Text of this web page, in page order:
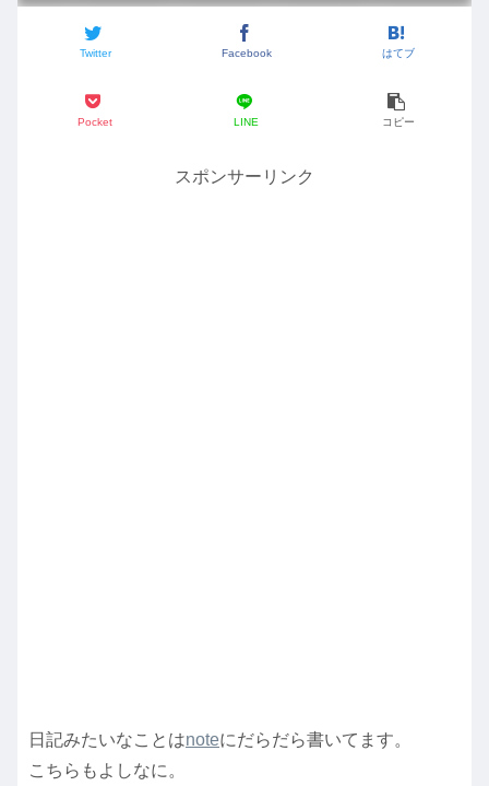
Twitter Facebook はてブ
Pocket LINE コピー
スポンサーリンク
日記みたいなことはnoteにだらだら書いてます。
こちらもよしなに。